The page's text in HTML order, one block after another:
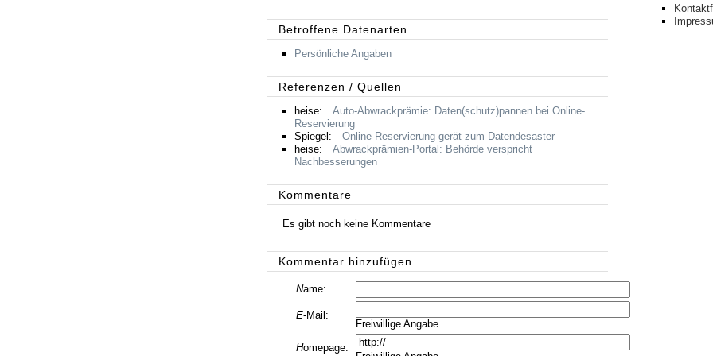
Betroffene Datenarten
Persönliche Angaben
Referenzen / Quellen
heise:
Auto-Abwrackprämie: Daten(schutz)pannen bei Online-
Reservierung
Spiegel:
Online-Reservierung gerät zum Datendesaster
heise:
Abwrackprämien-Portal: Behörde verspricht
Nachbesserungen
Kommentare
Es gibt noch keine Kommentare
Kommentar hinzufügen
Name:
E-Mail:
Freiwillige Angabe
Homepage: